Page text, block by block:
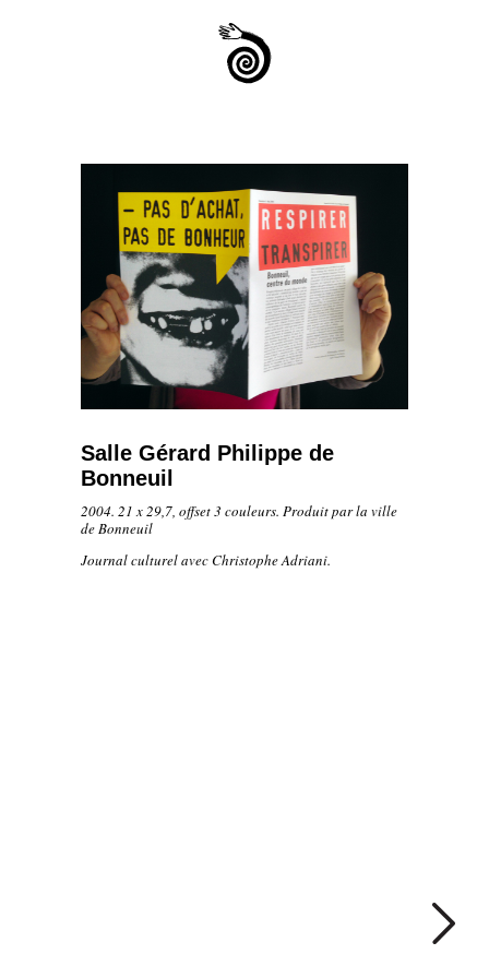
Salle Gérard Philippe de
Bonneuil
2004. 21 x 29,7, offset 3 couleurs. Produit par la ville
de Bonneuil
Journal culturel avec Christophe Adriani.